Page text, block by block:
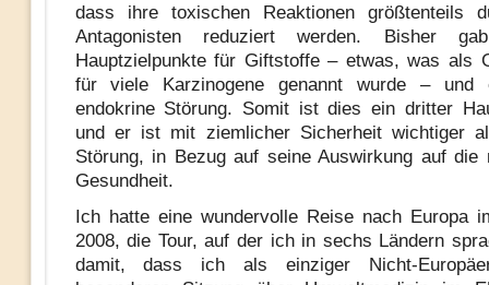
dass ihre toxischen Reaktionen größtenteils
Antagonisten reduziert werden. Bisher
Hauptzielpunkte für Giftstoffe – etwas, was als
für viele Karzinogene genannt wurde – und
endokrine Störung. Somit ist dies ein dritter
und er ist mit ziemlicher Sicherheit wichtiger
Störung, in Bezug auf seine Auswirkung auf die
Gesundheit.
Ich hatte eine wundervolle Reise nach Europa
2008, die Tour, auf der ich in sechs Ländern
damit, dass ich als einziger Nicht-